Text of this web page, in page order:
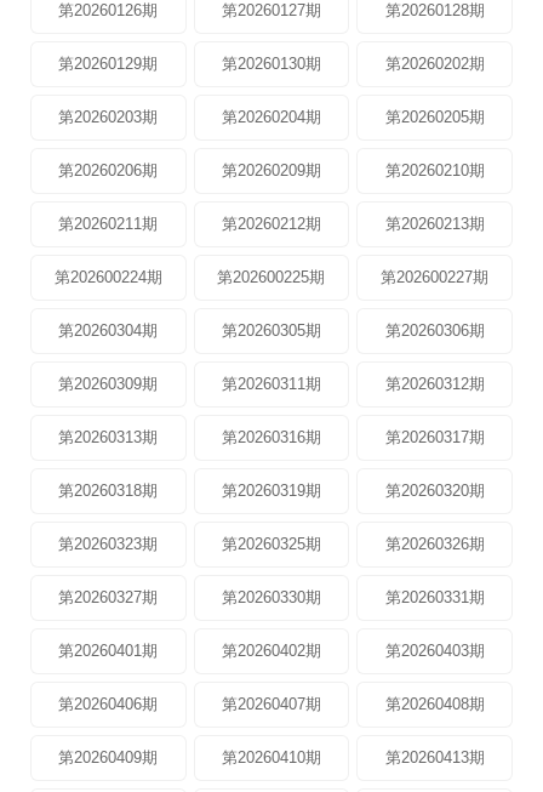
第20260126期 第20260127期 第20260128期
第20260129期 第20260130期 第20260202期
第20260203期 第20260204期 第20260205期
第20260206期 第20260209期 第20260210期
第20260211期 第20260212期 第20260213期
第202600224期 第202600225期 第202600227期
第20260304期 第20260305期 第20260306期
第20260309期 第20260311期 第20260312期
第20260313期 第20260316期 第20260317期
第20260318期 第20260319期 第20260320期
第20260323期 第20260325期 第20260326期
第20260327期 第20260330期 第20260331期
第20260401期 第20260402期 第20260403期
第20260406期 第20260407期 第20260408期
第20260409期 第20260410期 第20260413期